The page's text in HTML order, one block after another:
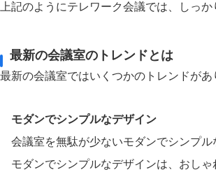
上記のようにテレワーク会議では、しっ
最新の会議室のトレンドとは
最新の会議室ではいくつかのトレンドが
モダンでシンプルなデザイン
会議室を無駄が少ないモダンでシンプ
モダンでシンプルなデザインは、おし